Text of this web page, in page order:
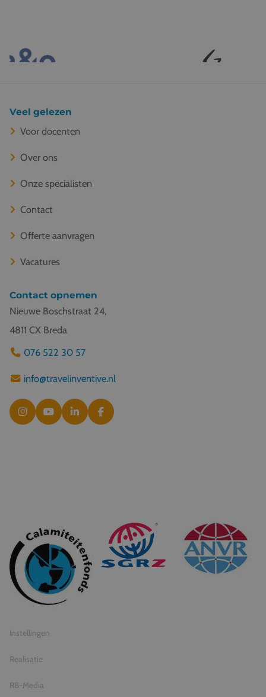
Veel gelezen
Voor docenten
Over ons
Onze specialisten
Contact
Offerte aanvragen
Vacatures
Contact opnemen
Nieuwe Boschstraat 24,
4811 CX Breda
076 522 30 57
info@travelinventive.nl
© 2026 Travel Inventive
Algemene voorwaarden
Privacy statement
Instellingen
Realisatie
RB-Media